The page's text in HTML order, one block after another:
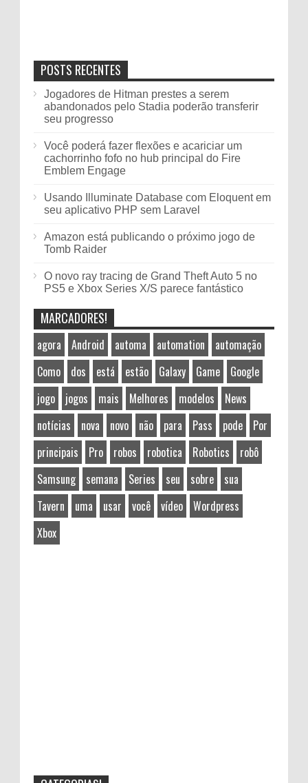
POSTS RECENTES
Jogadores de Hitman prestes a serem
abandonados pelo Stadia poderão transferir
seu progresso
Você poderá fazer flexões e acariciar um
cachorrinho fofo no hub principal do Fire
Emblem Engage
Usando Illuminate Database com Eloquent em
seu aplicativo PHP sem Laravel
Amazon está publicando o próximo jogo de
Tomb Raider
O novo ray tracing de Grand Theft Auto 5 no
PS5 e Xbox Series X/S parece fantástico
MARCADORES!
agora Android automa automation
automação
Como
dos está estão Galaxy Game
Google
jogo
jogos mais Melhores modelos
News
notícias
nova novo não para Pass pode
Por
principais
Pro robos robotica Robotics
robô
Samsung
semana Series seu sobre
sua
Tavern
uma usar você vídeo
Wordpress
Xbox